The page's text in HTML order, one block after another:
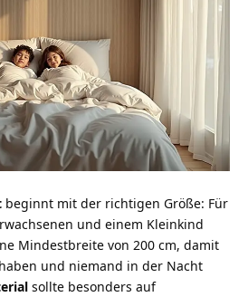
beginnt mit der richtigen Größe: Für
und einem Kleinkind
Mindestbreite von 200 cm, damit
und niemand in der Nacht
sollte besonders auf